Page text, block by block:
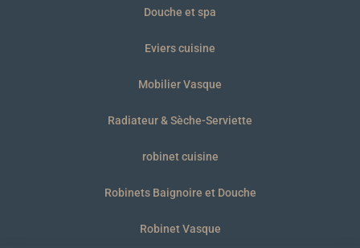
Douche et spa
Eviers cuisine
Mobilier Vasque
Radiateur & Sèche-Serviette
robinet cuisine
Robinets Baignoire et Douche
Robinet Vasque